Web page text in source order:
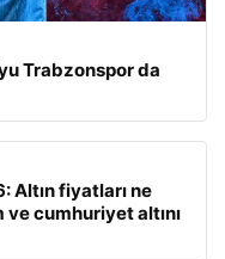
Trabzonspor da
Altın fiyatları ne
cumhuriyet altını